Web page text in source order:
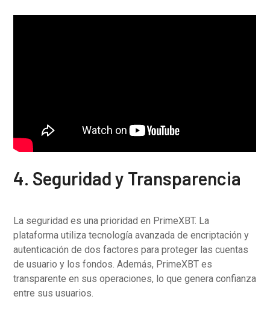
4. Seguridad y Transparencia
La seguridad es una prioridad en PrimeXBT. La
plataforma utiliza tecnología avanzada de encriptación y
autenticación de dos factores para proteger las cuentas
de usuario y los fondos. Además, PrimeXBT es
transparente en sus operaciones, lo que genera confianza
entre sus usuarios.